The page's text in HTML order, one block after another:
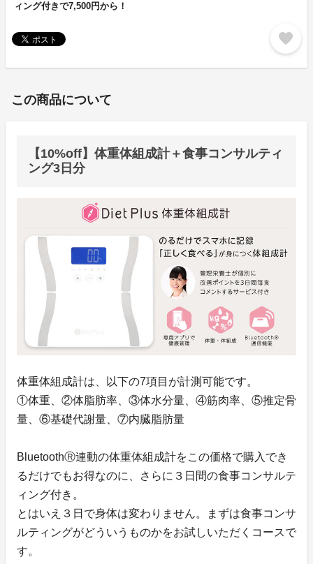
ィング付きで7,500円から！
favorite
この商品について
【10%off】体重体組成計＋食事コンサルティ
ング3日分
体重体組成計は、以下の7項目が計測可能です。
①体重、②体脂肪率、③体水分量、④筋肉率、⑤推定骨
量、⑥基礎代謝量、⑦内臓脂肪量
BluetoothⓇ連動の体重体組成計をこの価格で購入でき
るだけでもお得なのに、さらに３日間の食事コンサルテ
ィング付き。
とはいえ３日で身体は変わりません。まずは食事コンサ
ルティングがどういうものかをお試しいただくコースで
す。